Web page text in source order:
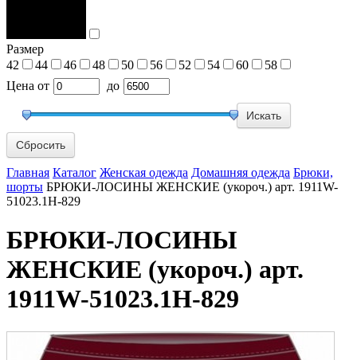
Размер
42
44 46 48 50 56 52 54 60
58
Цена от до
Сбросить
Главная Каталог Женская одежда Домашняя одежда Брюки,
шорты БРЮКИ-ЛОСИНЫ ЖЕНСКИЕ (укороч.) арт. 1911W-
51023.1H-829
БРЮКИ-ЛОСИНЫ
ЖЕНСКИЕ (укороч.) арт.
1911W-51023.1H-829